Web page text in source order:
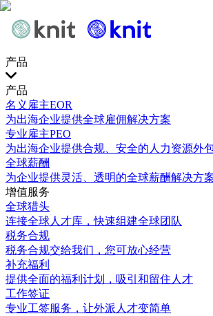
产品
产品
名义雇主EOR
为出海企业提供全球雇佣解决方案
专业雇主PEO
为出海企业提供合规、安全的人力资源外
全球薪酬
为企业提供灵活、透明的全球薪酬解决方
增值服务
全球猎头
连接全球人才库，快速组建全球团队
税务合规
税务合规交给我们，您可放心经营
补充福利
提供全面的福利计划，吸引和留住人才
工作签证
专业工签服务，让外派人才变简单